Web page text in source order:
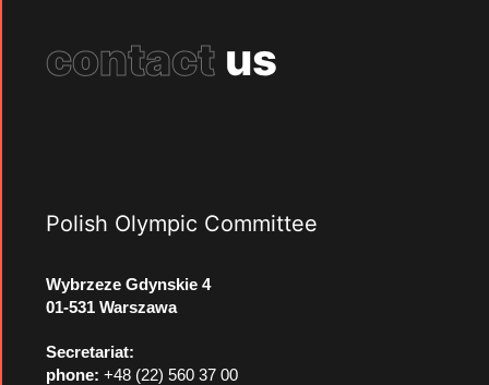
contact us
Polish Olympic Committee
Wybrzeze Gdynskie 4
01-531 Warszawa
Secretariat:
phone: +48 (22) 560 37 00